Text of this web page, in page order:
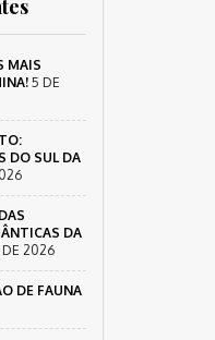
MAIS
5 DE
DO SUL DA
DA
DE 2026
DE FAUNA